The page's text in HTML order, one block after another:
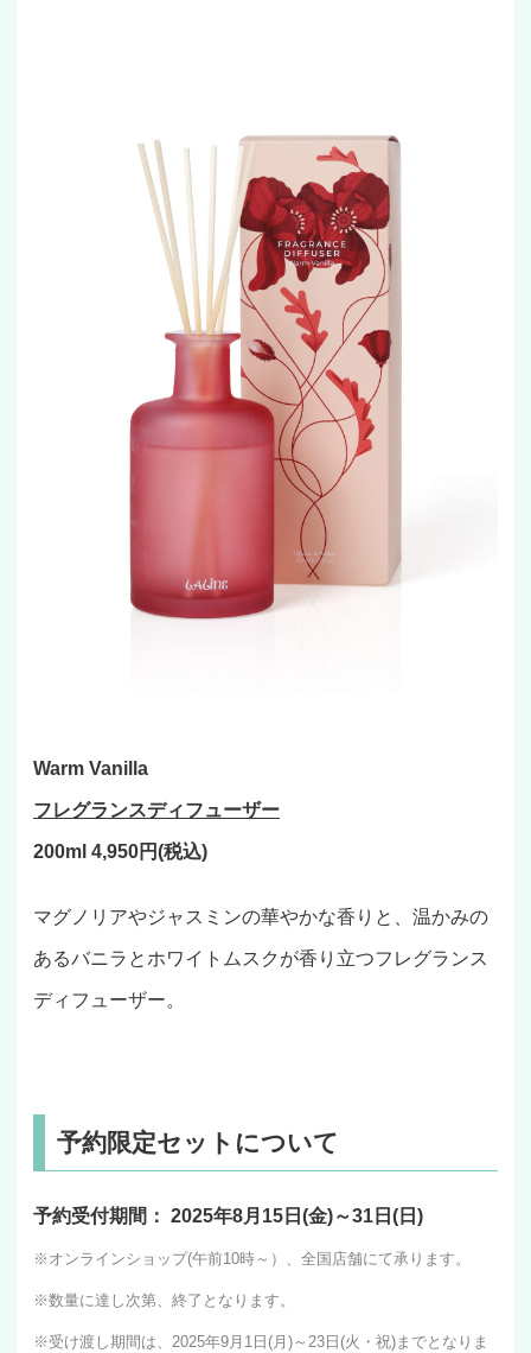
Warm Vanilla
フレグランスディフューザー
200ml 4,950円(税込)
マグノリアやジャスミンの華やかな香りと、温かみの
あるバニラとホワイトムスクが香り立つフレグランス
ディフューザー。
予約限定セットについて
予約受付期間： 2025年8月15日(金)～31日(日)
※オンラインショップ(午前10時～）、全国店舗にて承ります。
※数量に達し次第、終了となります。
※受け渡し期間は、2025年9月1日(月)～23日(火・祝)までとなりま